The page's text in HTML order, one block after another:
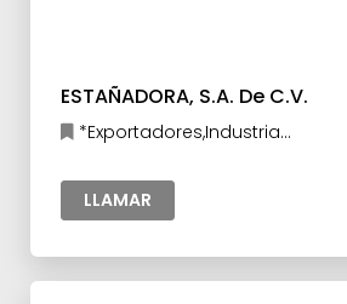
ESTAÑADORA, S.A. De C.V.
*Exportadores,Industria
LLAMAR